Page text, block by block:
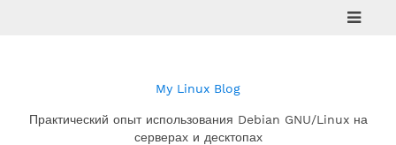
My Linux Blog
Практический опыт использования Debian GNU/Linux на
серверах и десктопах